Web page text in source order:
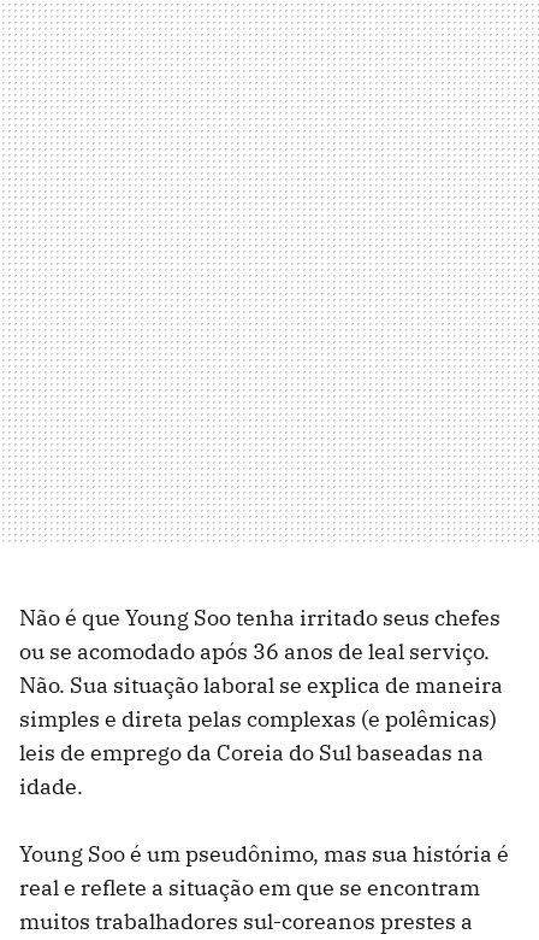
Não é que Young Soo tenha irritado seus chefes
ou se acomodado após 36 anos de leal serviço.
Não. Sua situação laboral se explica de maneira
simples e direta pelas complexas (e polêmicas)
leis de emprego da Coreia do Sul baseadas na
idade.
Young Soo é um pseudônimo, mas sua história é
real e reflete a situação em que se encontram
muitos trabalhadores sul-coreanos prestes a